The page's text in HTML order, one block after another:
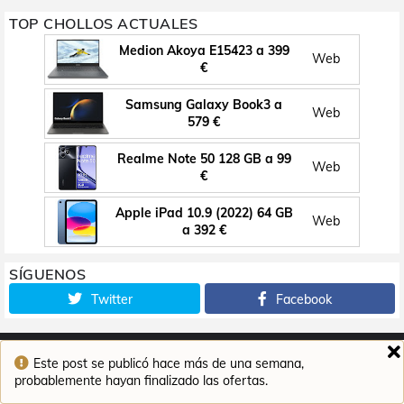
Este post se publicó hace más de una semana,
probablemente hayan finalizado las ofertas.
TOP CHOLLOS ACTUALES
Medion Akoya E15423 a 399
€
Web
Samsung Galaxy Book3 a
579 €
Web
Realme Note 50 128 GB a 99
€
Web
Apple iPad 10.9 (2022) 64 GB
a 392 €
Web
SÍGUENOS
Twitter Facebook
Inicio Contacto Aviso legal Política de cookies